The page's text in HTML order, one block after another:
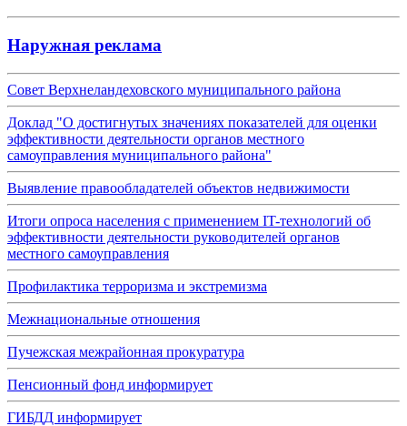
Наружная реклама
Совет Верхнеландеховского муниципального района
Доклад "О достигнутых значениях показателей для оценки
эффективности деятельности органов местного
самоуправления муниципального района"
Выявление правообладателей объектов недвижимости
Итоги опроса населения с применением IT-технологий об
эффективности деятельности руководителей органов
местного самоуправления
Профилактика терроризма и экстремизма
Межнациональные отношения
Пучежская межрайонная прокуратура
Пенсионный фонд информирует
ГИБДД информирует